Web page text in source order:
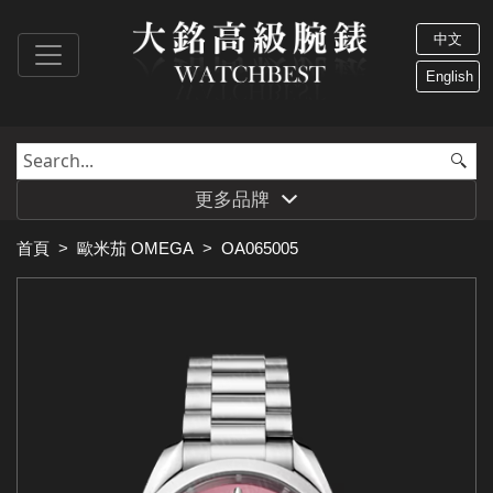
中文
English
更多品牌
首頁 > 歐米茄 OMEGA > OA065005